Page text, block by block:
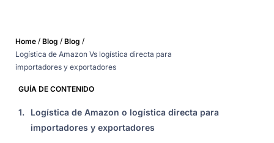
Home / Blog / Blog /
Logística de Amazon Vs logística directa para
importadores y exportadores
GUÍA DE CONTENIDO
1.
Logística de Amazon o logística directa para
importadores y exportadores